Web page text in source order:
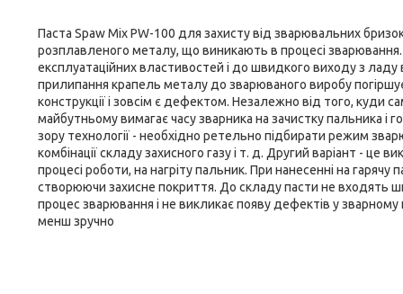
Паста Spaw Mix PW-100 для захисту від зварювальних
розплавленого металу, що виникають в процесі
експлуатаційних властивостей і до швидкого виходу з
прилипання крапель металу до зварюваного виробу
конструкції і зовсім є дефектом. Незалежно від того,
майбутньому вимагає часу зварника на зачистку пальника і
зору технології - необхідно ретельно підбирати режим
комбінації складу захисного газу і т. д. Другий варіант - це
процесі роботи, на нагріту пальник. При нанесенні на
створюючи захисне покриття. До складу пасти не входять
процес зварювання і не викликає появу дефектів у зварному
менш зручно